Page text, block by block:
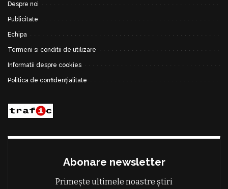
Despre noi
Publicitate
Echipa
Termeni si conditii de utilizare
Informatii despre cookies
Politica de confidențialitate
Abonare newsletter
Primește ultimele noastre știri